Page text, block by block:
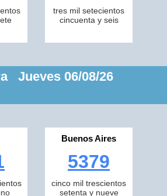
tres mil setecientos
cincuenta y seis
Jueves 06/08/26
Buenos Aires
5379
cinco mil trescientos
setenta y nueve